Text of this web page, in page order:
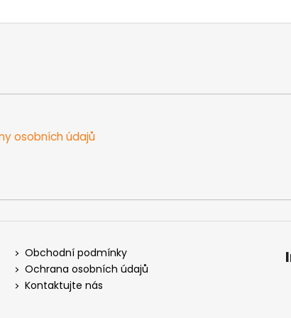
osobních údajů
Obchodní podmínky
Ochrana osobních údajů
Kontaktujte nás